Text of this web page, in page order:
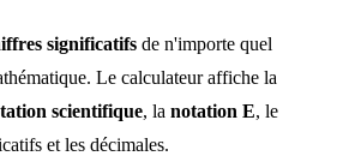
significatifs de n'importe quel
Le calculateur affiche la
scientifique, la notation E, le
et les décimales.